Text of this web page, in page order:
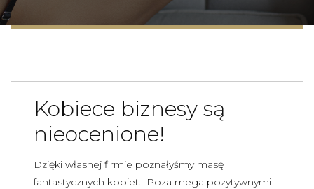
Kobiece biznesy są
nieocenione!
Dzięki własnej firmie poznałyśmy masę
fantastycznych kobiet. Poza mega pozytywnymi